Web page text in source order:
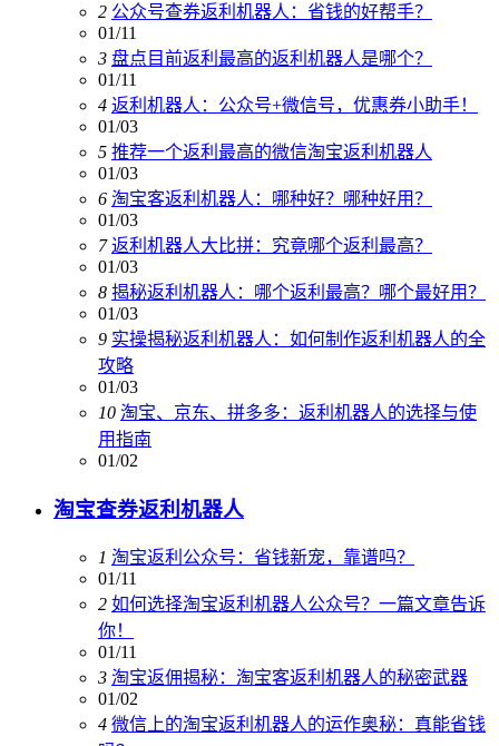
2 公众号查券返利机器人：省钱的好帮手？
01/11
3 盘点目前返利最高的返利机器人是哪个？
01/11
4 返利机器人：公众号+微信号，优惠券小助手！
01/03
5 推荐一个返利最高的微信淘宝返利机器人
01/03
6 淘宝客返利机器人：哪种好？哪种好用？
01/03
7 返利机器人大比拼：究竟哪个返利最高？
01/03
8 揭秘返利机器人：哪个返利最高？哪个最好用？
01/03
9 实操揭秘返利机器人：如何制作返利机器人的全
攻略
01/03
10 淘宝、京东、拼多多：返利机器人的选择与使
用指南
01/02
淘宝查券返利机器人
1 淘宝返利公众号：省钱新宠，靠谱吗？
01/11
2 如何选择淘宝返利机器人公众号？一篇文章告诉
你！
01/11
3 淘宝返佣揭秘：淘宝客返利机器人的秘密武器
01/02
4 微信上的淘宝返利机器人的运作奥秘：真能省钱